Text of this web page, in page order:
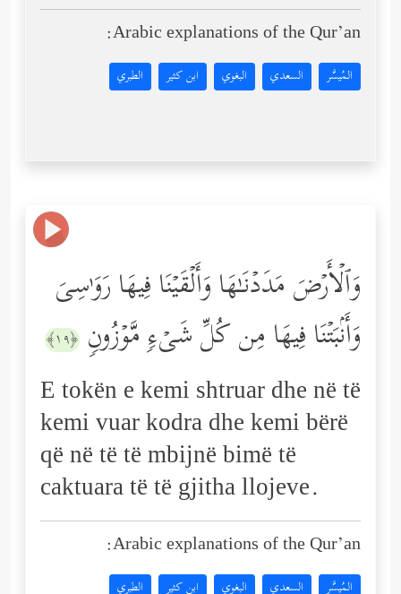
Arabic explanations of the Qur’an:
المُيسَّر السعدي البغوي ابن كثير الطبري
وَٱلۡأَرۡضَ مَدَدۡنَـٰهَا وَأَلۡقَیۡنَا فِیهَا رَوَ ٰ⁠سِیَ
وَأَنۢبَتۡنَا فِیهَا مِن كُلِّ شَیۡءࣲ مَّوۡزُونࣲ ﴿١٩﴾
E tokën e kemi shtruar dhe në të
kemi vuar kodra dhe kemi bërë
që në të të mbijnë bimë të
caktuara të të gjitha llojeve.
Arabic explanations of the Qur’an:
المُيسَّر السعدي البغوي ابن كثير الطبري